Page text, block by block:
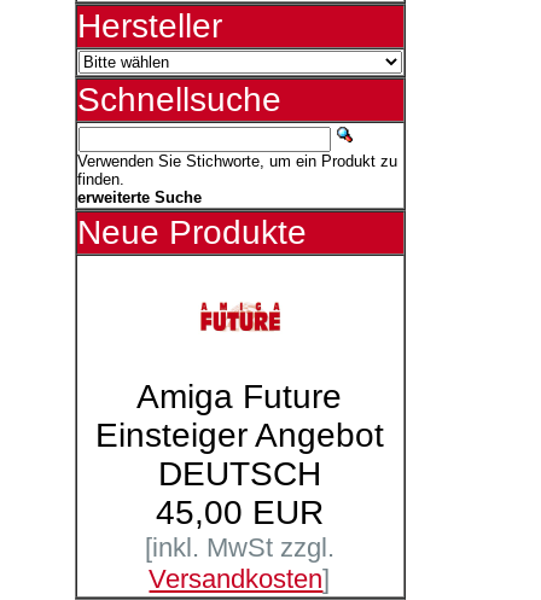
Hersteller
Schnellsuche
Verwenden Sie Stichworte, um ein Produkt zu
finden.
erweiterte Suche
Neue Produkte
Amiga Future
Einsteiger Angebot
DEUTSCH
45,00 EUR
[inkl. MwSt zzgl.
Versandkosten]